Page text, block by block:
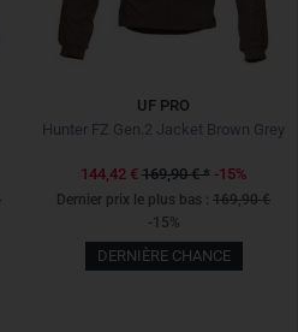
UF PRO
Hunter FZ Gen.2 Jacket Brown Grey
144,42 € 169,90 €* -15%
Dernier prix le plus bas : 169,90 €
-15%
DERNIÈRE CHANCE